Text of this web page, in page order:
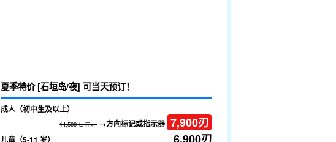
夏季特价 [石垣岛/夜] 可当天预订！
成人（初中生及以上）
14,500 日元。→方向标记或指示器 7,900刃
儿童（5-11 岁）